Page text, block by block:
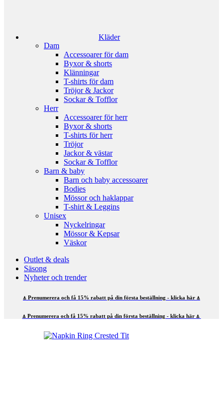
Kläder
Dam
Accessoarer för dam
Byxor & shorts
Klänningar
T-shirts för dam
Tröjor & Jackor
Sockar & Tofflor
Herr
Accessoarer för herr
Byxor & shorts
T-shirts för herr
Tröjor
Jackor & västar
Sockar & Tofflor
Barn & baby
Barn och baby accessoarer
Bodies
Mössor och haklappar
T-shirt & Leggins
Unisex
Nyckelringar
Mössor & Kepsar
Väskor
Outlet & deals
Säsong
Nyheter och trender
⍋ Prenumerera och få 15% rabatt på din första beställning - klicka här ⍋
⍋ Prenumerera och få 15% rabatt på din första beställning - klicka här ⍋